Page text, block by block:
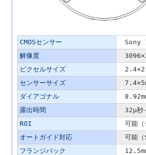
CMOSセンサー
Sony
解像度
ピクセルサイズ
センサーサイズ
ダイアゴナル
露出時間
32μ秒
ROI
可能
オートガイド対応
可能（
フランジバック